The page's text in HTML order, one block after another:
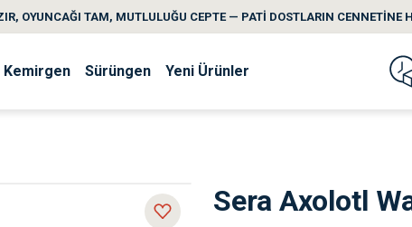
OYUNCAĞI TAM, MUTLULUĞU CEPTE — PATİ DOSTLARIN CENNETİNE
Kemirgen Sürüngen Yeni Ürünler
Sera Axolotl